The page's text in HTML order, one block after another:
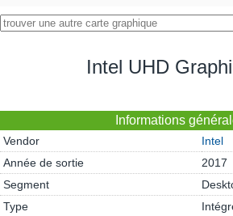
Intel UHD
Informations
Vendor
Intel
Année de sortie
2017
Segment
Type